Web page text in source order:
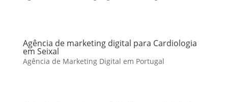
Agência de marketing digital para Cardiologia
em Seixal
Agência de Marketing Digital em Portugal